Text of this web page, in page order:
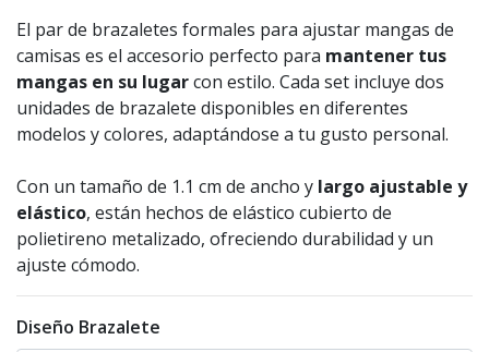
El par de brazaletes formales para ajustar mangas de
camisas es el accesorio perfecto para mantener tus
mangas en su lugarcon estilo. Cada set incluye dos
unidades de brazalete disponibles en diferentes
modelos y colores, adaptándose a tu gusto personal.
Con un tamaño de 1.1 cm de ancho y largo ajustable y
elástico, están hechos de elástico cubierto de
polietireno metalizado, ofreciendo durabilidad y un
ajuste cómodo.
Diseño Brazalete